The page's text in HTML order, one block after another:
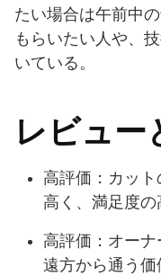
たい場合は午前中
もらいたい人や、
いている。
レビュー
高評価：カッ
高く、満足度の
高評価：オーナ
遠方から通う